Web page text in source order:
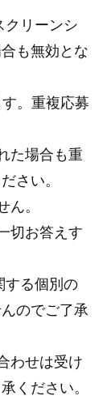
クリーンシ
も無効とな
。重複応募
た場合も重
さい。
。
切お答えす
する個別の
のでご了承
わせは受け
ください。